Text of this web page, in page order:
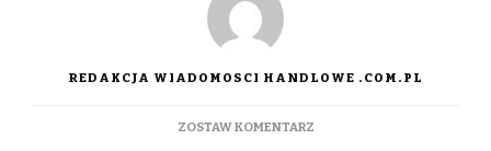
REDAKCJA WIADOMOSCI HANDLOWE .COM.PL
ZOSTAW KOMENTARZDO